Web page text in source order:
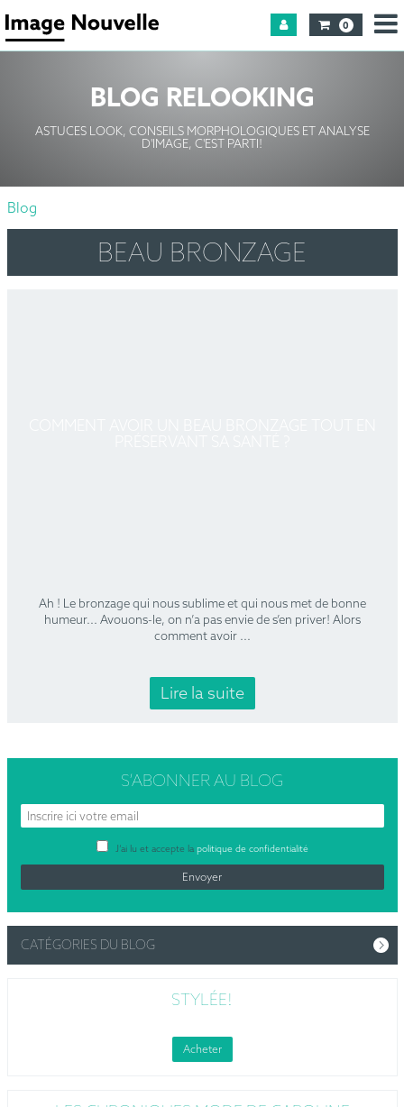
0
BLOG RELOOKING
ASTUCES LOOK, CONSEILS MORPHOLOGIQUES ET ANALYSE
D'IMAGE, C'EST PARTI!
Blog
BEAU BRONZAGE
Ah ! Le bronzage qui nous sublime et qui nous met de bonne
humeur... Avouons-le, on n’a pas envie de s’en priver! Alors
comment avoir ...
Lire la suite
S’ABONNERAU BLOG
J’ai lu et accepte la politique de confidentialité
CATÉGORIES DU BLOG
STYLÉE!
Acheter